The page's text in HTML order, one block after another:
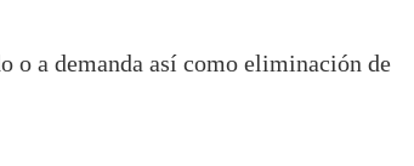
o a demanda así como eliminación de